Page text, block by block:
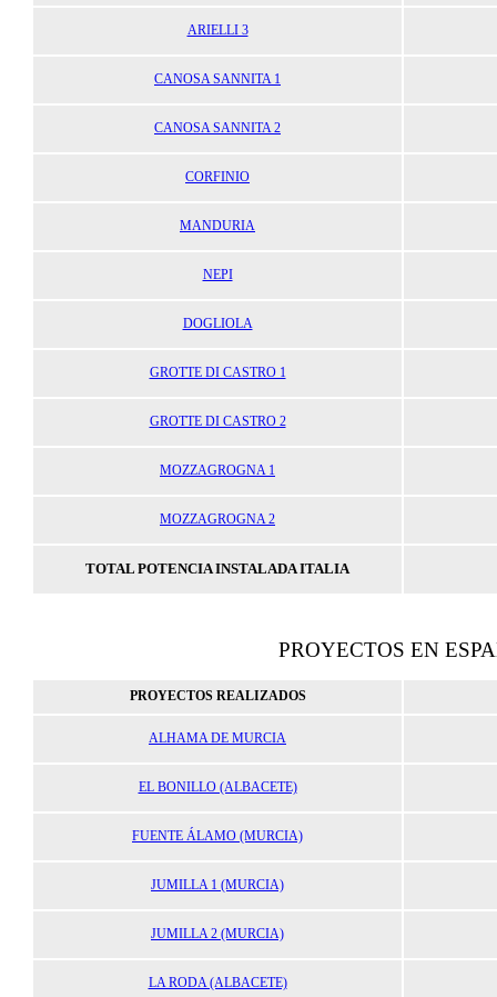
ARIELLI 3
CANOSA SANNITA 1
CANOSA SANNITA 2
CORFINIO
MANDURIA
NEPI
DOGLIOLA
GROTTE DI CASTRO 1
GROTTE DI CASTRO 2
MOZZAGROGNA 1
MOZZAGROGNA 2
TOTAL POTENCIA INSTALADA ITALIA
PROYECTOS EN
PROYECTOS REALIZADOS
ALHAMA DE MURCIA
EL BONILLO (ALBACETE)
FUENTE ÁLAMO (MURCIA)
JUMILLA 1 (MURCIA)
JUMILLA 2 (MURCIA)
LA RODA (ALBACETE)